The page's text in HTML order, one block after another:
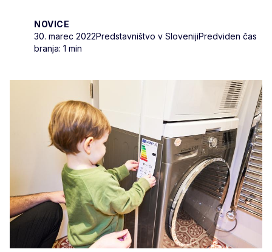
NOVICE
30. marec 2022Predstavništvo v SlovenijiPredviden čas
branja: 1 min